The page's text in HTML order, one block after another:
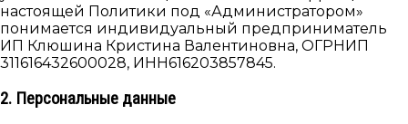
настоящей Политики под «Администратором»
понимается индивидуальный предприниматель
ИП Клюшина Кристина Валентиновна, ОГРНИП
311616432600028, ИНН616203857845.
2. Персональные данные